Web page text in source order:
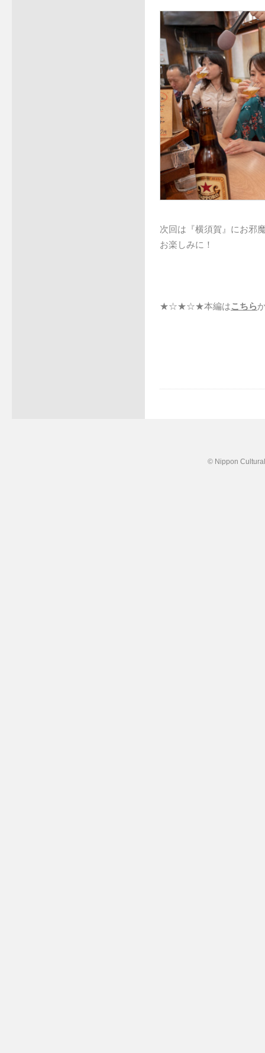
次回は『横須賀』にお邪
お楽しみに！
★☆★☆★本編はこちら
© Nippon